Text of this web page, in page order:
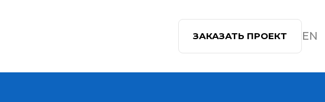
ЗАКАЗАТЬ ПРОЕКТ EN